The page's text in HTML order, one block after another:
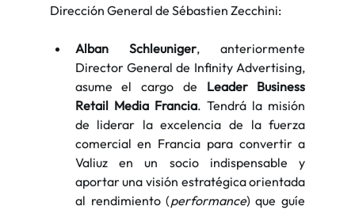
Dirección General de Sébastien Zecchini:
Alban Schleuniger, anteriormente
Director General de Infinity Advertising,
asume el cargo de Leader Business
Retail Media Francia. Tendrá la misión
de liderar la excelencia de la fuerza
comercial en Francia para convertir a
Valiuz en un socio indispensable y
aportar una visión estratégica orientada
al rendimiento (performance) que guíe